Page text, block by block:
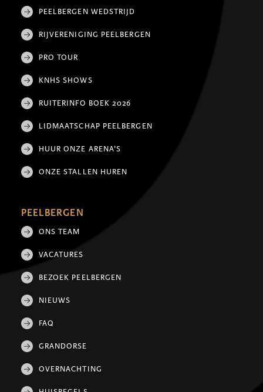
PEELBERGEN WEDSTRIJD
RIJVERENIGING PEELBERGEN
PRO TOUR
KNHS SHOWS
RUITERINFO BOEK 2026
LIDMAATSCHAP PEELBERGEN
HUUR ONZE ARENA'S
ONZE STALLEN HUREN
PEELBERGEN
ONS TEAM
VACATURES
BEZOEK PEELBERGEN
NIEUWS
FAQ
GRANDORSE
OVERNACHTING